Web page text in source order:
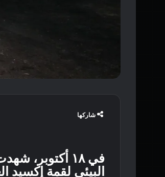
شاركها
في ١٨